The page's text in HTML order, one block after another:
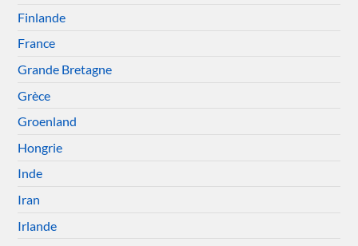
Finlande
France
Grande Bretagne
Grèce
Groenland
Hongrie
Inde
Iran
Irlande